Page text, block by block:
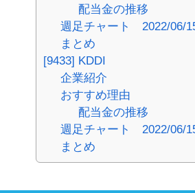
配当金の推移
週足チャート 2022/06/
まとめ
[9433] KDDI
企業紹介
おすすめ理由
配当金の推移
週足チャート 2022/06/
まとめ